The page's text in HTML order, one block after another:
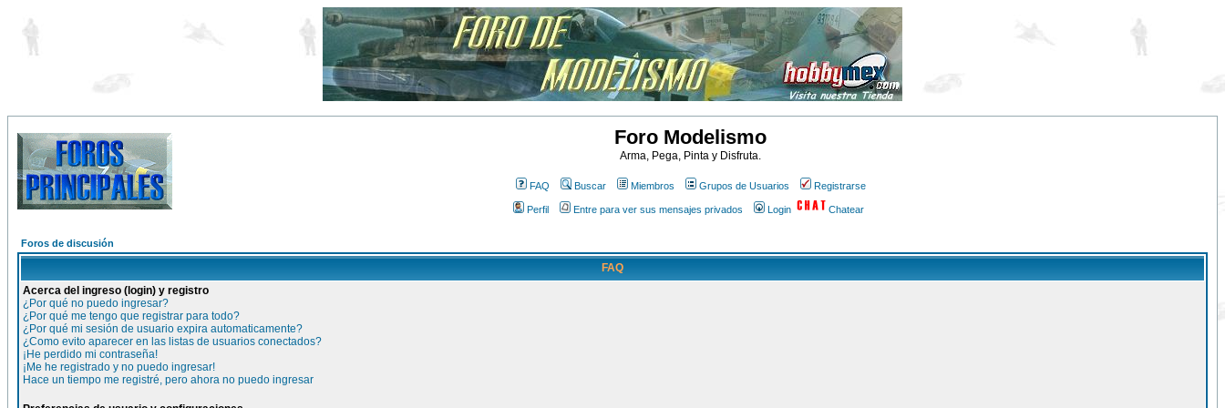
Foro Modelismo
Arma, Pega, Pinta y Disfruta.
FAQ Buscar Miembros Grupos de Usuarios Registrarse
Perfil Entre para ver sus mensajes privados Login Chatear
Foros de discusión
FAQ
Acerca del ingreso (login) y registro
¿Por qué no puedo ingresar?
¿Por qué me tengo que registrar para todo?
¿Por qué mi sesión de usuario expira automaticamente?
¿Como evito aparecer en las listas de usuarios conectados?
¡He perdido mi contraseña!
¡Me he registrado y no puedo ingresar!
Hace un tiempo me registré, pero ahora no puedo ingresar